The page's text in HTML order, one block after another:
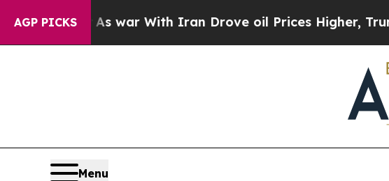
AGP PICKS
As war With Iran Drove oil Prices Higher, Trump
Menu